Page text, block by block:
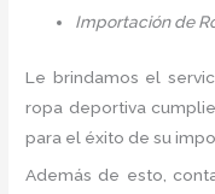
Importación de
Le brindamos el
ropa deportiva
para el éxito de su
Además de esto,